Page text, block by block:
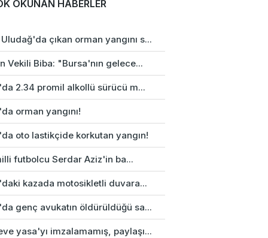
OKUNAN HABERLER
çıkan orman yangını s...
Vekili Biba: "Bursa'nın gelece...
2.34 promil alkollü sürücü m...
orman yangını!
oto lastikçide korkutan yangın!
futbolcu Serdar Aziz'in ba...
kazada motosikletli duvara...
genç avukatın öldürüldüğü sa...
yasa'yı imzalamamış, paylaşı...